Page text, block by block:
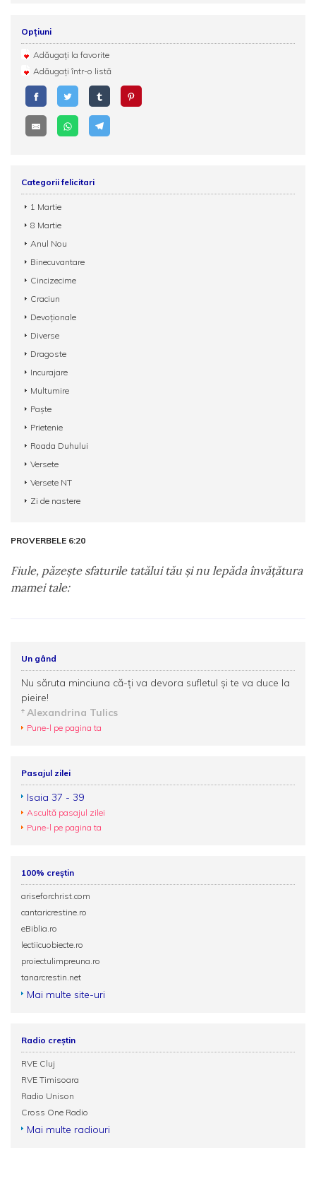
Opțiuni
Adăugați la favorite
Adăugați într-o listă
Categorii felicitari
1 Martie
8 Martie
Anul Nou
Binecuvantare
Cincizecime
Craciun
Devoționale
Diverse
Dragoste
Incurajare
Multumire
Paște
Prietenie
Roada Duhului
Versete
Versete NT
Zi de nastere
PROVERBELE 6:20
Fiule, păzeşte sfaturile tatălui tău şi nu lepăda învăţătura
mamei tale:
Un gând
Nu săruta minciuna că-ți va devora sufletul și te va duce la
pieire!
Alexandrina Tulics
Pune-l pe pagina ta
Pasajul zilei
Isaia 37 - 39
Ascultă pasajul zilei
Pune-l pe pagina ta
100% creștin
ariseforchrist.com
cantaricrestine.ro
eBiblia.ro
lectiicuobiecte.ro
proiectulimpreuna.ro
tanarcrestin.net
Mai multe site-uri
Radio creștin
RVE Cluj
RVE Timisoara
Radio Unison
Cross One Radio
Mai multe radiouri